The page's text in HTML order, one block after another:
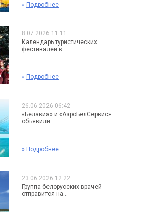
» Подробнее
8.07.2026 11:11
Календарь туристических
фестивалей в...
» Подробнее
26.06.2026 06:42
«Белавиа» и «АэроБелСервис»
объявили...
» Подробнее
23.06.2026 12:22
Группа белорусских врачей
отправится на...